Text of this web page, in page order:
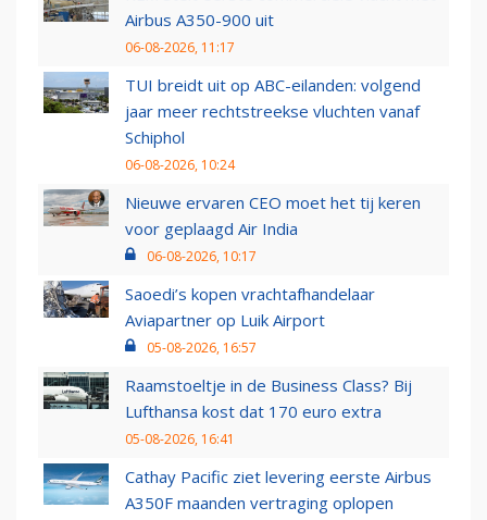
Airbus A350-900 uit
06-08-2026, 11:17
TUI breidt uit op ABC-eilanden: volgend
jaar meer rechtstreekse vluchten vanaf
Schiphol
06-08-2026, 10:24
Nieuwe ervaren CEO moet het tij keren
voor geplaagd Air India
06-08-2026, 10:17
Saoedi’s kopen vrachtafhandelaar
Aviapartner op Luik Airport
05-08-2026, 16:57
Raamstoeltje in de Business Class? Bij
Lufthansa kost dat 170 euro extra
05-08-2026, 16:41
Cathay Pacific ziet levering eerste Airbus
A350F maanden vertraging oplopen